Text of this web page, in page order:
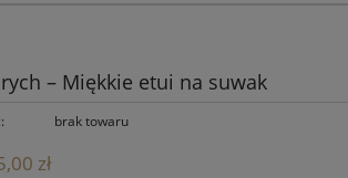
– Miękkie etui na suwak
brak towaru
zł